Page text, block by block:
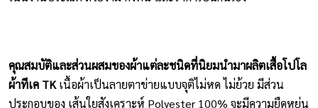
คุณสมบัติและส่วนผสมของผ้าแต่ละชนิดที่นิยมนำมาผลิตเสื้อโปโล
ผ้าทีเค TKเนื้อผ้าเป็นลายตาข่ายแบบจุติไม่หด ไม่ย้วย มีส่วน
ประกอบของ เส้นใยสังเคราะห์ Polyester 100% จะมีความยืดหยุ่น